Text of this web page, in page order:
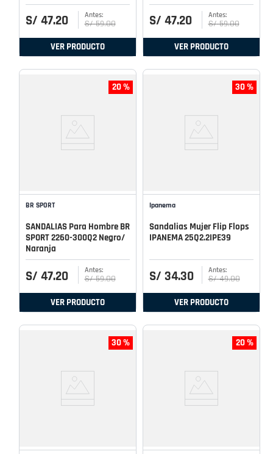
S/ 47.20 S/ 59.00
VER PRODUCTO
S/ 47.20 S/ 59.00
VER PRODUCTO
20 %
BR SPORT
SANDALIAS Para Hombre BR
SPORT 2260-300Q2 Negro/
Naranja
S/ 47.20 S/ 59.00
VER PRODUCTO
30 %
Ipanema
Sandalias Mujer Flip Flops
IPANEMA 25Q2.2IPE39
S/ 34.30 S/ 49.00
VER PRODUCTO
30 % 20 %